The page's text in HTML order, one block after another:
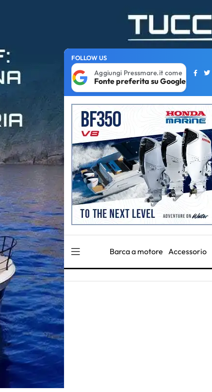
FOLLOW US
Aggiungi Pressmare.it come
Fonte preferita su Google
Barca a motore Accessorio